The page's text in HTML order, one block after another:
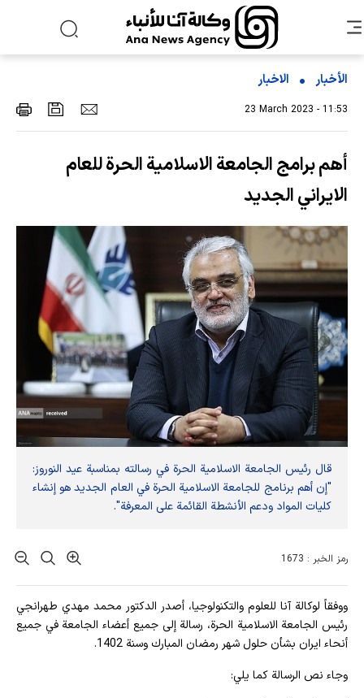
الأخبار الاخبار
23 March 2023 - 11:53
أهم برامج الجامعة الاسلامية الحرة للعام
الايراني الجديد
قال رئيس الجامعة الاسلامية الحرة في رسالته بمناسبة عيد النوروز:
"إن أهم برنامج للجامعة الاسلامية الحرة في العام الجديد هو إنشاء
كليات المواد ودعم الأنشطة القائمة على المعرفة".
رمز الخبر : 1673
ووفقاً لوكالة آنا للعلوم والتكنولوجيا، أصدر الدكتور محمد مهدي طهرانجي
رئيس الجامعة الاسلامية الحرة، رسالة إلى جميع أعضاء الجامعة في جميع
أنحاء ايران بشأن حلول شهر رمضان المبارك وسنة 1402.
وجاء نص الرسالة كما يلي: